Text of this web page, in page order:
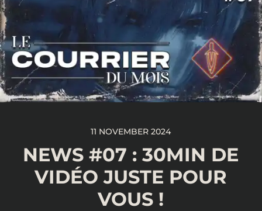
11 NOVEMBER 2024
NEWS #07 : 30MIN DE
VIDÉO JUSTE POUR
VOUS !